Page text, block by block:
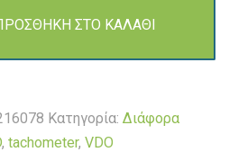
ΣΤΟ ΚΑΛΑΘΙ
Κατηγορία: Διάφορα
, tachometer, VDO